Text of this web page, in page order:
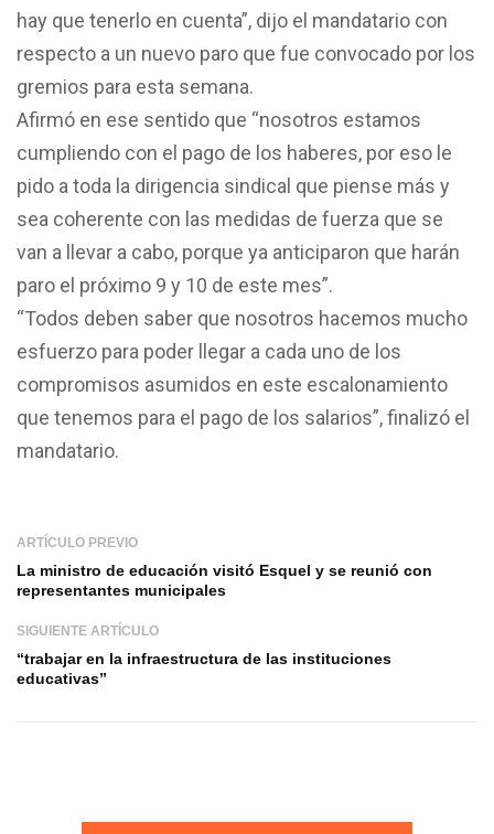
hay que tenerlo en cuenta”, dijo el mandatario con
respecto a un nuevo paro que fue convocado por los
gremios para esta semana.
Afirmó en ese sentido que “nosotros estamos
cumpliendo con el pago de los haberes, por eso le
pido a toda la dirigencia sindical que piense más y
sea coherente con las medidas de fuerza que se
van a llevar a cabo, porque ya anticiparon que harán
paro el próximo 9 y 10 de este mes”.
“Todos deben saber que nosotros hacemos mucho
esfuerzo para poder llegar a cada uno de los
compromisos asumidos en este escalonamiento
que tenemos para el pago de los salarios”, finalizó el
mandatario.
ARTÍCULO PREVIO
La ministro de educación visitó Esquel y se reunió con
representantes municipales
SIGUIENTE ARTÍCULO
“trabajar en la infraestructura de las instituciones
educativas”